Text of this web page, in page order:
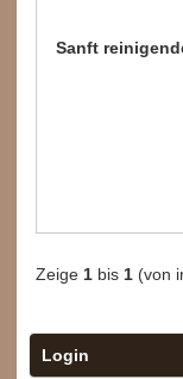
Sanft
Zeige1 bis1 (von
Login